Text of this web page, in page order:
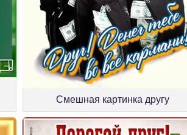
Смешная картинка другу